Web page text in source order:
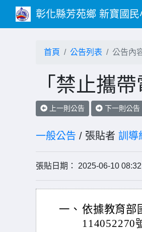
彰化縣芳苑鄉 新寶國民
首頁 公告列表 公告內
「禁止攜
上一則公告 下一則公告
一般公告 / 張貼者 訓導
張貼日期： 2025-06-10
一、 依據教育部
114052270